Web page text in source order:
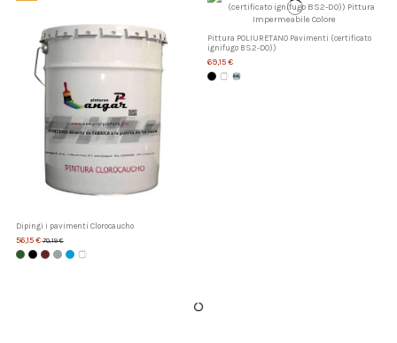
Dipingi i pavimenti Clorocaucho
56,15 €70,19 €
Pittura POLIURETANO Pavimenti (certificato
ignifugo BS2-D0))
69,15 €